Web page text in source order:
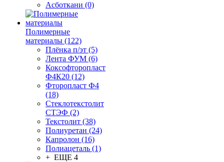
Асботкани (0)
Полимерные
материалы (122)
Плёнка п/эт (5)
Лента ФУМ (6)
Коксофторопласт
Ф4К20 (12)
Фторопласт Ф4
(18)
Стеклотекстолит
СТЭФ (2)
Текстолит (38)
Полиуретан (24)
Капролон (16)
Полиацеталь (1)
+ ЕЩЕ 4